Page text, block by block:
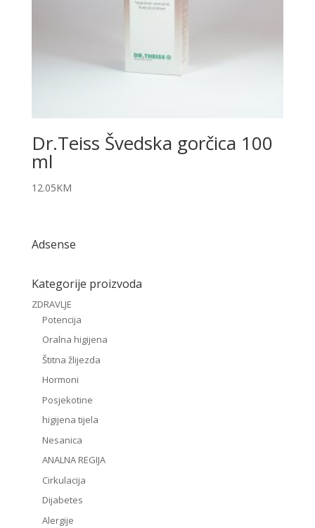
Dr.Teiss Švedska gorčica 100
ml
12.05KM
Adsense
Kategorije proizvoda
ZDRAVLJE
Potencija
Oralna higijena
Štitna žlijezda
Hormoni
Posjekotine
higijena tijela
Nesanica
ANALNA REGIJA
Cirkulacija
Dijabetes
Alergije